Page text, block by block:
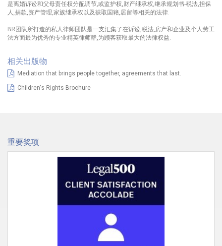
是离婚诉讼和父母责任权分配调节,或监护权,财产继承权,继承规划书-税法,担保
人,捐款,资产管理,家族继承权以及获取国籍,居留等相关的法律.
BR团队所打造的私人律师团队是一支汇集了在诉讼,税法,房产和企业及个人劳工
法方面最为优秀的专业精英律师群,为顾客获取最大的法律权益.
相关出版物
Mediation that brings people together, agreements that last.
Children's Rights Brochure
重要奖项